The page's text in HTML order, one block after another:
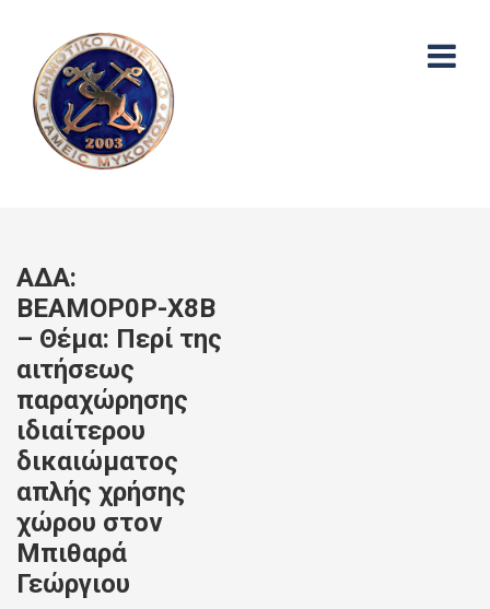
ΑΔΑ:
ΒΕΑΜΟΡ0Ρ-Χ8Β
– Θέμα: Περί της
αιτήσεως
παραχώρησης
ιδιαίτερου
δικαιώματος
απλής χρήσης
χώρου στον
Μπιθαρά
Γεώργιου